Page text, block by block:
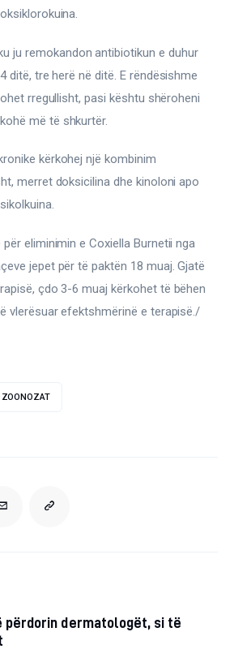
ju remokandon antibiotikun e duhur
ditë, tre herë në ditë. E rëndësishme
rregullisht, pasi kështu shëroheni
më të shkurtër.
kërkohej një kombinim
merret doksicilina dhe kinoloni apo
eliminimin e Coxiella Burnetii nga
jepet për të paktën 18 muaj. Gjatë
çdo 3-6 muaj kërkohet të bëhen
vlerësuar efektshmërinë e terapisë./
ZOONOZAT
COPY
CLIPBOARD
përdorin dermatologët, si të